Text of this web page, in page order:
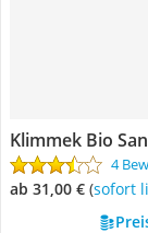
Klimmek Bio
4
ab 31,00 € ( Sofort